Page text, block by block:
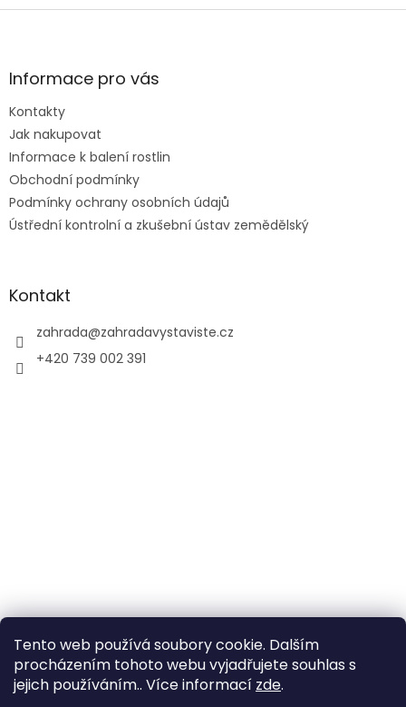
Tento web používá soubory cookie. Dalším
procházením tohoto webu vyjadřujete souhlas s
jejich používáním.. Více informací zde.
Z
aInformace pro vás
Kontakty
Jak nakupovat
Informace k balení rostlin
Obchodní podmínky
Podmínky ochrany osobních údajů
Ústřední kontrolní a zkušební ústav zemědělský
Kontakt
zahrada@zahradavystaviste.cz
+420 739 002 391